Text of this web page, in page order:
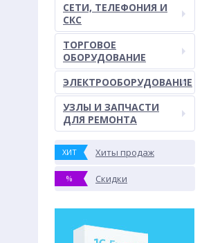
СЕТИ, ТЕЛЕФОНИЯ И
СКС
ТОРГОВОЕ
ОБОРУДОВАНИЕ
ЭЛЕКТРООБОРУДОВАНИЕ
УЗЛЫ И ЗАПЧАСТИ
ДЛЯ РЕМОНТА
ХИТ Хиты продаж
% Скидки